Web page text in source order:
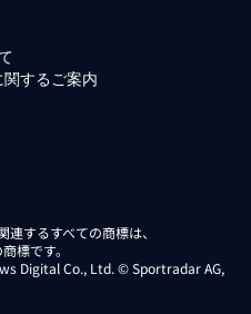
するご案内
するすべての商標は、
標です。
Digital Co., Ltd. © Sportradar AG,